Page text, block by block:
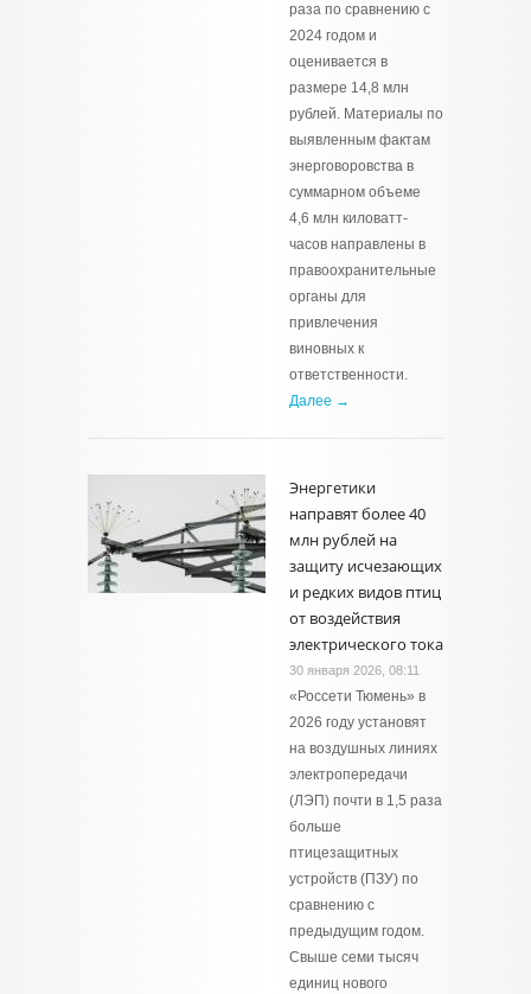
раза по сравнению с
2024 годом и
оценивается в
размере 14,8 млн
рублей. Материалы по
выявленным фактам
энерговоровства в
суммарном объеме
4,6 млн киловатт-
часов направлены в
правоохранительные
органы для
привлечения
виновных к
ответственности.
Далее →
Энергетики
направят более 40
млн рублей на
защиту исчезающих
и редких видов птиц
от воздействия
электрического тока
30 января 2026, 08:11
«Россети Тюмень» в
2026 году установят
на воздушных линиях
электропередачи
(ЛЭП) почти в 1,5 раза
больше
птицезащитных
устройств (ПЗУ) по
сравнению с
предыдущим годом.
Свыше семи тысяч
единиц нового